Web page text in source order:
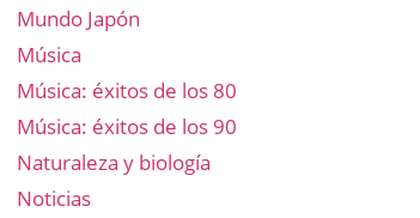
Mundo Japón
Música
Música: éxitos de los 80
Música: éxitos de los 90
Naturaleza y biología
Noticias